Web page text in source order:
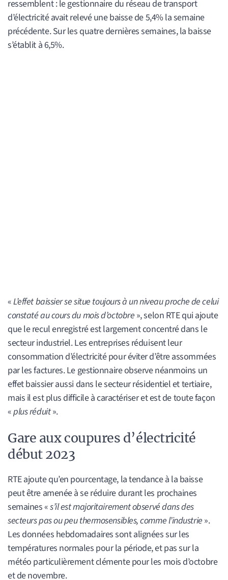
ressemblent : le gestionnaire du réseau de transport
d’électricité avait relevé une baisse de 5,4% la semaine
précédente. Sur les quatre dernières semaines, la baisse
s’établit à 6,5%.
«L’effet baissier se situe toujours à un niveau proche de celui
constaté au cours du mois d’octobre », selon RTE qui ajoute
que le recul enregistré est largement concentré dans le
secteur industriel. Les entreprises réduisent leur
consommation d’électricité pour éviter d’être assommées
par les factures. Le gestionnaire observe néanmoins un
effet baissier aussi dans le secteur résidentiel et tertiaire,
mais il est plus difficile à caractériser et est de toute façon
«plus réduit».
Gare aux coupures d’électricité
début 2023
RTE ajoute qu’en pourcentage, la tendance à la baisse
peut être amenée à se réduire durant les prochaines
semaines «s’il est majoritairement observé dans des
secteurs pas ou peu thermosensibles, comme l’industrie ».
Les données hebdomadaires sont alignées sur les
températures normales pour la période, et pas sur la
météo particulièrement clémente pour les mois d’octobre
et de novembre.